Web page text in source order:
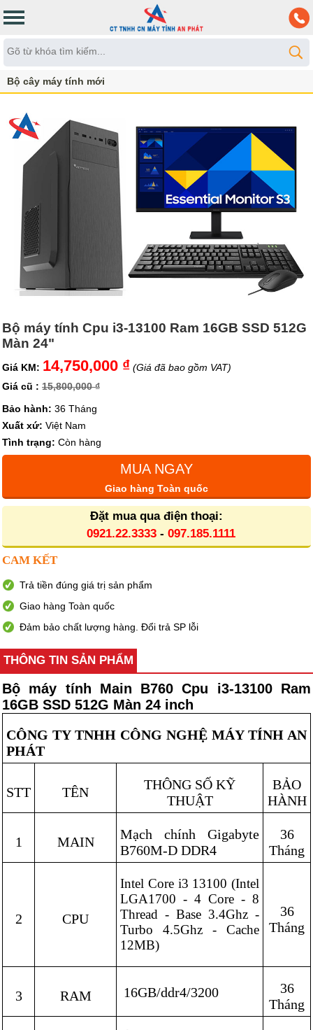
Bộ cây máy tính mới
Bộ máy tính Cpu i3-13100 Ram 16GB SSD 512G
Màn 24"
Giá KM: 14,750,000 ₫ (Giá đã bao gồm VAT)
Giá cũ : 15,800,000 ₫
Bảo hành: 36 Tháng
Xuất xứ: Việt Nam
Tình trạng: Còn hàng
MUA NGAY
Giao hàng Toàn quốc
Đặt mua qua điện thoại:
0921.22.3333 - 097.185.1111
CAM KẾT
Trả tiền đúng giá trị sản phẩm
Giao hàng Toàn quốc
Đảm bảo chất lượng hàng. Đổi trả SP lỗi
THÔNG TIN SẢN PHẨM
Bộ máy tính Main B760 Cpu i3-13100 Ram
16GB SSD 512G Màn 24 inch
CÔNG TY TNHH CÔNG NGHỆ MÁY TÍNH AN
PHÁT
STT TÊN
THÔNG SỐ KỸ
THUẬT
BẢO
HÀNH
1 MAIN
Mạch chính Gigabyte
B760M-D DDR4
36
Tháng
2 CPU
Intel Core i3 13100 (Intel
LGA1700 - 4 Core - 8
Thread - Base 3.4Ghz -
Turbo 4.5Ghz - Cache
12MB)
36
Tháng
3 RAM 16GB/ddr4/3200
36
Tháng